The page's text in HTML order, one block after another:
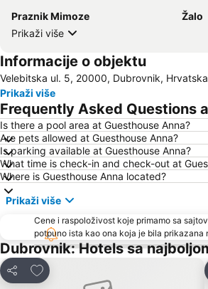
Praznik Mimoze
Žalo
Prikaži više
Informacije o objektu
Velebitska ul. 5, 20000, Dubrovnik, Hrvatska
Prikaži više
Frequently Asked Questions
Is there a pool area at Guesthouse Anna?
Are pets allowed at Guesthouse Anna?
Is parking available at Guesthouse Anna?
What time is check-in and check-out at
Where is Guesthouse Anna located?
Prikaži više
Cene i raspoloživost koje primamo sa
potpuno ista kao ona koja je bila prikazana
Dubrovnik: Hotels sa
Deli
Dodati u favorite